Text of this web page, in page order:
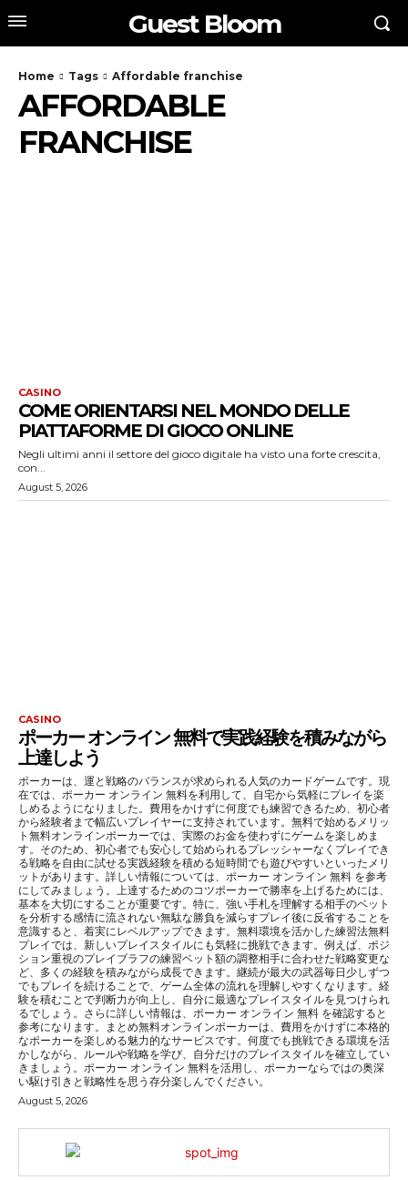
Guest Bloom
Home Tags Affordable franchise
AFFORDABLE
FRANCHISE
CASINO
COME ORIENTARSI NEL MONDO DELLE
PIATTAFORME DI GIOCO ONLINE
Negli ultimi anni il settore del gioco digitale ha visto una forte crescita,
con...
August 5, 2026
CASINO
ポーカー オンライン 無料で実践経験を積みながら
上達しよう
ポーカーは、運と戦略のバランスが求められる人気のカードゲームです。現
在では、ポーカー オンライン 無料を利用して、自宅から気軽にプレイを楽
しめるようになりました。費用をかけずに何度でも練習できるため、初心者
から経験者まで幅広いプレイヤーに支持されています。無料で始めるメリッ
ト無料オンラインポーカーでは、実際のお金を使わずにゲームを楽しめま
す。そのため、初心者でも安心して始められるプレッシャーなくプレイでき
る戦略を自由に試せる実践経験を積める短時間でも遊びやすいといったメリ
ットがあります。詳しい情報については、ポーカー オンライン 無料 を参考
にしてみましょう。上達するためのコツポーカーで勝率を上げるためには、
基本を大切にすることが重要です。特に、強い手札を理解する相手のベット
を分析する感情に流されない無駄な勝負を減らすプレイ後に反省することを
意識すると、着実にレベルアップできます。無料環境を活かした練習法無料
プレイでは、新しいプレイスタイルにも気軽に挑戦できます。例えば、ポジ
ション重視のプレイブラフの練習ベット額の調整相手に合わせた戦略変更な
ど、多くの経験を積みながら成長できます。継続が最大の武器毎日少しずつ
でもプレイを続けることで、ゲーム全体の流れを理解しやすくなります。経
験を積むことで判断力が向上し、自分に最適なプレイスタイルを見つけられ
るでしょう。さらに詳しい情報は、ポーカー オンライン 無料 を確認すると
参考になります。まとめ無料オンラインポーカーは、費用をかけずに本格的
なポーカーを楽しめる魅力的なサービスです。何度でも挑戦できる環境を活
かしながら、ルールや戦略を学び、自分だけのプレイスタイルを確立してい
きましょう。ポーカー オンライン 無料を活用し、ポーカーならではの奥深
い駆け引きと戦略性を思う存分楽しんでください。
August 5, 2026